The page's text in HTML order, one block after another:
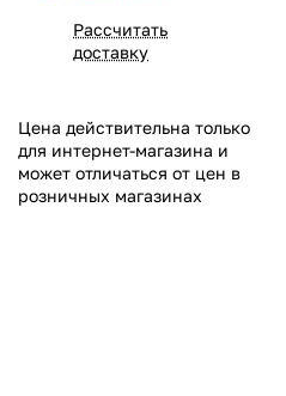
Рассчитать
доставку
Цена действительна только
для интернет-магазина и
может отличаться от цен в
розничных магазинах